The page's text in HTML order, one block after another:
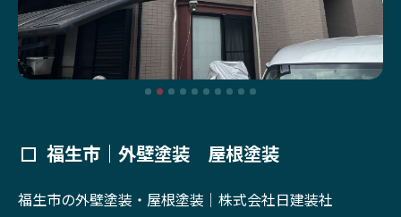
福生市｜外壁塗装 屋根塗装
福生市の外壁塗装・屋根塗装｜株式会社日建装社